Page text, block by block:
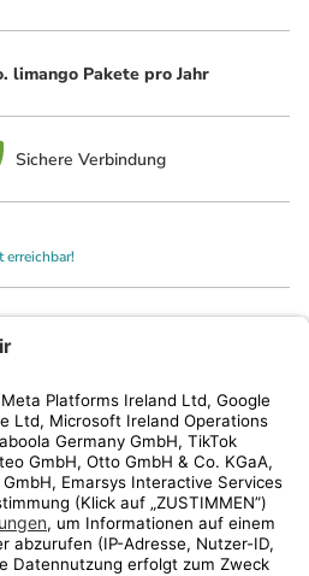
limango Pakete pro Jahr
Sichere Verbindung
erreichbar!